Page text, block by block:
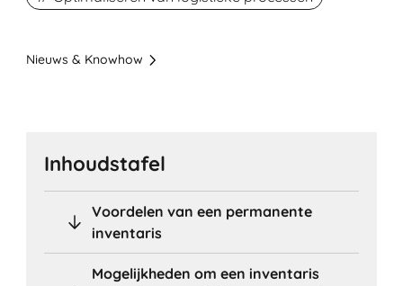
Nieuws & Knowhow
Inhoudstafel
Voordelen van een permanente
inventaris
Mogelijkheden om een inventaris